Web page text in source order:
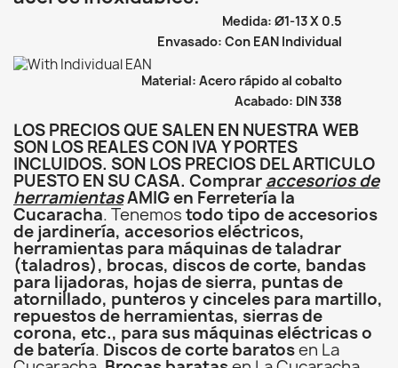
Medida: Ø1-13 X 0.5
Envasado: Con EAN Individual
Material: Acero rápido al cobalto
Acabado: DIN 338
LOS PRECIOS QUE SALEN EN NUESTRA WEB
SON LOS REALES CON IVA Y PORTES
INCLUIDOS. SON LOS PRECIOS DEL ARTICULO
PUESTO EN SU CASA. Comprar accesorios de
herramientasAMIG en Ferretería la
Cucaracha. Tenemos todo tipo de accesorios
de jardinería, accesorios eléctricos,
herramientas para máquinas de taladrar
(taladros), brocas, discos de corte, bandas
para lijadoras, hojas de sierra, puntas de
atornillado, punteros y cinceles para martillo,
repuestos de herramientas, sierras de
corona, etc., para sus máquinas eléctricas o
de batería. Discos de corte baratosen La